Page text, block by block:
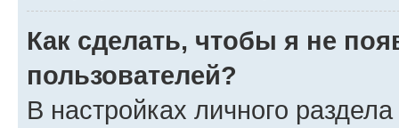
Как сделать, чтобы я не
пользователей?
В настройках личного